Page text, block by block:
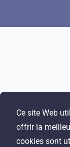
Ce site Web
offrir la
cookies sont